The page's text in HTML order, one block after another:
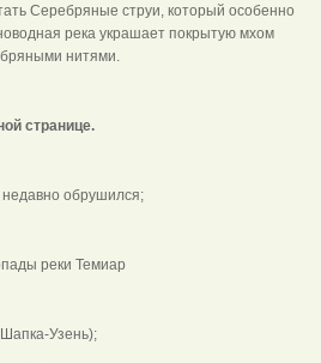
Серебряные струи, который особенно
река украшает покрытую мхом
нитями.
странице.
обрушился;
реки Темиар
Узень);